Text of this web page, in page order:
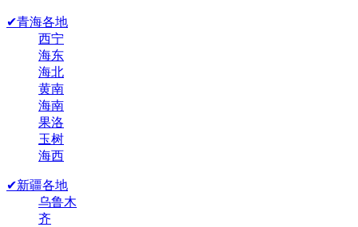
✔青海各地
西宁
海东
海北
黄南
海南
果洛
玉树
海西
✔新疆各地
乌鲁木
齐